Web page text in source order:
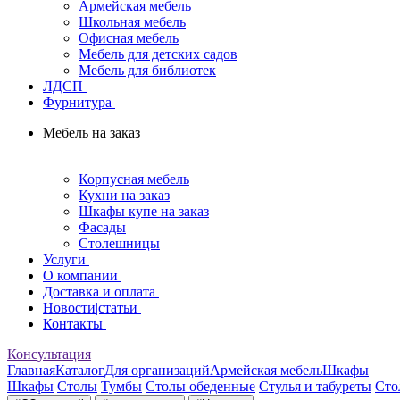
Армейская мебель
Школьная мебель
Офисная мебель
Мебель для детских садов
Мебель для библиотек
ЛДСП
Фурнитура
Мебель на заказ
Корпусная мебель
Кухни на заказ
Шкафы купе на заказ
Фасады
Столешницы
Услуги
О компании
Доставка и оплата
Новости|статьи
Контакты
Консультация
ГлавнаяКаталогДля организацийАрмейская мебельШкафы
Шкафы Столы Тумбы Столы обеденные Стулья и табуреты